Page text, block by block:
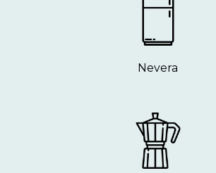
Nevera